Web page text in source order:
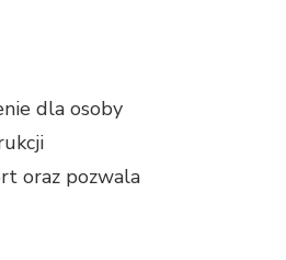
dla osoby
oraz pozwala